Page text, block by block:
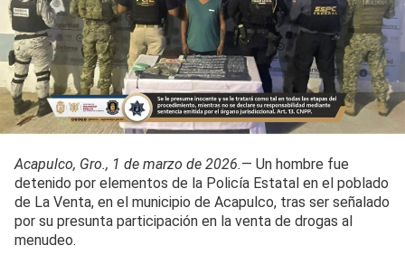
Acapulco, Gro., 1 de marzo de 2026.— Un hombre fue
detenido por elementos de la Policía Estatal en el poblado
de La Venta, en el municipio de Acapulco, tras ser señalado
por su presunta participación en la venta de drogas al
menudeo.